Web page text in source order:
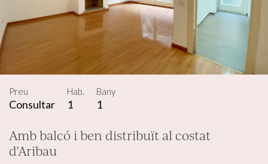
Preu
Consultar
Hab.
1
Bany
1
Amb balcó i ben distribuït al costat
d’Aribau